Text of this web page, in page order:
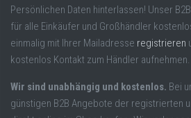
Persönlichen Daten hinterlassen! Unser
für alle Einkäufer und Großhändler
einmalig mit Ihrer Mailadresse registrieren
kostenlos Kontakt zum Händler aufnehmen.
Wir sind unabhängig und kostenlos. Bei
günstigen B2B Angebote der registrierten